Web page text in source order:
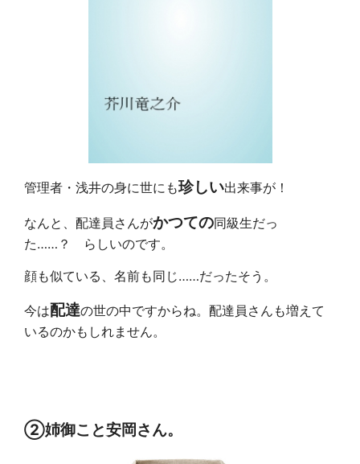
管理者・浅井の身に世にも珍しい出来事が！
なんと、配達員さんがかつての同級生だっ
た……？ らしいのです。
顔も似ている、名前も同じ……だったそう。
今は配達の世の中ですからね。配達員さんも増えて
いるのかもしれません。
②姉御こと安岡さん。